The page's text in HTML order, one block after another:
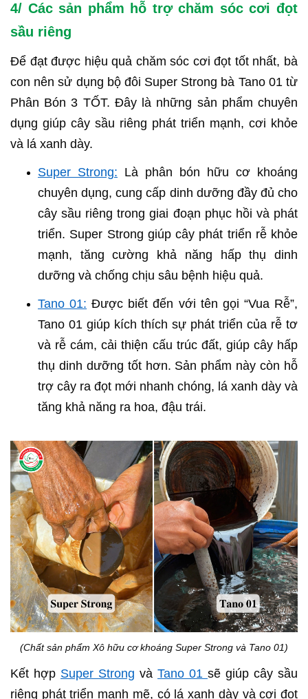
4/ Các sản phẩm hỗ trợ chăm sóc cơi đọt
sầu riêng
Để đạt được hiệu quả chăm sóc cơi đọt tốt nhất, bà
con nên sử dụng bộ đôi Super Strong bà Tano 01 từ
Phân Bón 3 TỐT. Đây là những sản phẩm chuyên
dụng giúp cây sầu riêng phát triển mạnh, cơi khỏe
và lá xanh dày.
Super Strong: Là phân bón hữu cơ khoáng
chuyên dụng, cung cấp dinh dưỡng đầy đủ cho
cây sầu riêng trong giai đoạn phục hồi và phát
triển. Super Strong giúp cây phát triển rễ khỏe
mạnh, tăng cường khả năng hấp thụ dinh
dưỡng và chống chịu sâu bệnh hiệu quả.
Tano 01: Được biết đến với tên gọi “Vua Rễ”,
Tano 01 giúp kích thích sự phát triển của rễ tơ
và rễ cám, cải thiện cấu trúc đất, giúp cây hấp
thụ dinh dưỡng tốt hơn. Sản phẩm này còn hỗ
trợ cây ra đọt mới nhanh chóng, lá xanh dày và
tăng khả năng ra hoa, đậu trái.
(Chất sản phẩm Xô hữu cơ khoáng Super Strong và Tano 01)
Kết hợp Super Strong và Tano 01 sẽ giúp cây sầu
riêng phát triển mạnh mẽ, có lá xanh dày và cơi đọt